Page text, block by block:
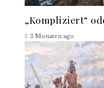
„Kompliziert“
3 Monaten ago